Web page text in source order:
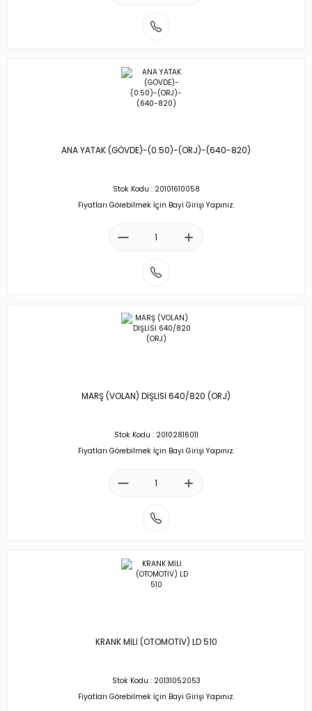
ANA YATAK (GÖVDE)-(0.50)-(ORJ)-(640-820)
Stok Kodu : 20101610058
Fiyatları Görebilmek İçin Bayi Girişi Yapınız.
MARŞ (VOLAN) DİŞLİSİ 640/820 (ORJ)
Stok Kodu : 20102816011
Fiyatları Görebilmek İçin Bayi Girişi Yapınız.
KRANK MİLİ (OTOMOTİV) LD 510
Stok Kodu : 20131052053
Fiyatları Görebilmek İçin Bayi Girişi Yapınız.